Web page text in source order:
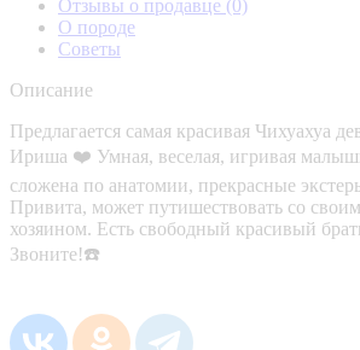
Отзывы о продавце (0)
О породе
Советы
Описание
Предлагается самая красивая Чихуахуа
Ириша ❤️ Умная, веселая, игривая
сложена по анатомии, прекрасные
Привита, может путишествовать со
хозяином. Есть свободный красивый
Звоните!☎️